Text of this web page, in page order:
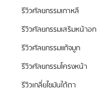
รีวิวศัลยกรรมเกาหลี
รีวิวศัลยกรรมเสริมหน้าอก
รีวิวศัลยกรรมแก้จมูก
รีวิวศัลยกรรมโครงหน้า
รีวิวเกลี่ยไขมันใต้ตา